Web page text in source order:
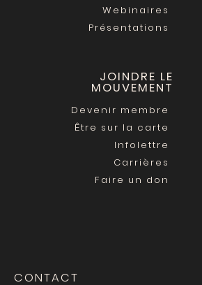
Webinaires
Présentations
JOINDRE LE
MOUVEMENT
Devenir membre
Être sur la carte
Infolettre
Carrières
Faire un don
CONTACT